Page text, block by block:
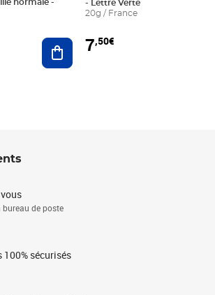
Ajouter au panier
- Lettre Verte
20g / France
7,50€
bureau de poste
100% sécurisés